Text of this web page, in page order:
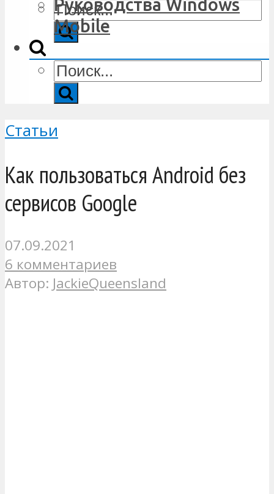
Руководства Windows
Mobile
Статьи
Как пользоваться Android без
сервисов Google
07.09.2021
6 комментариев
Автор: JackieQueensland